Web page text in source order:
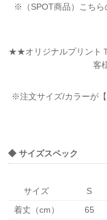
※（SPOT商品）こちら
★★オリジナルプリント
客
※注文サイズ/カラーが
◆ サイズスペック
サイズ S
着丈（cm）
65